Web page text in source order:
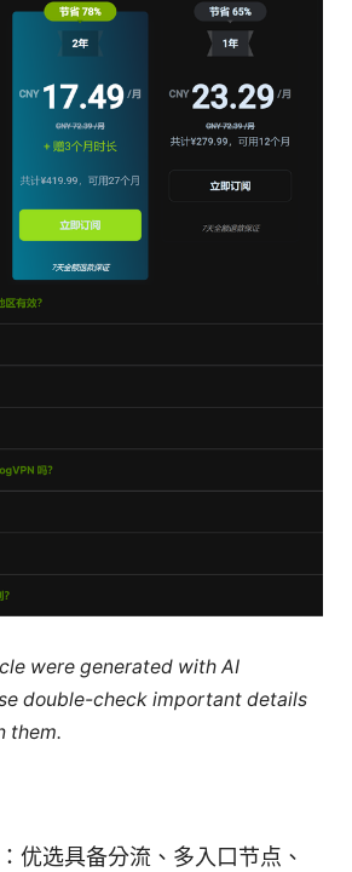
were generated with AI
double-check important details
them.
优选具备分流、多入口节点、